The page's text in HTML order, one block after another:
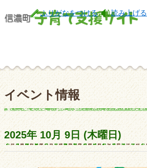
ふりがなをつける 読み上げる
イベント情報
2025年 10月 9日 (木曜日 )